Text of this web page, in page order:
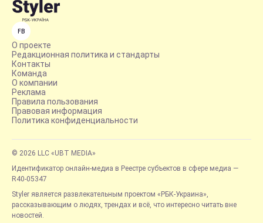
FB
О проекте
Редакционная политика и стандарты
Контакты
Команда
О компании
Реклама
Правила пользования
Правовая информация
Политика конфиденциальности
© 2026 LLC «UBT MEDIA»
Идентификатор онлайн-медиа в Реестре субъектов в сфере медиа —
R40-05347
Styler является развлекательным проектом «РБК-Украина»,
рассказывающим о людях, трендах и всё, что интересно читать вне
новостей.